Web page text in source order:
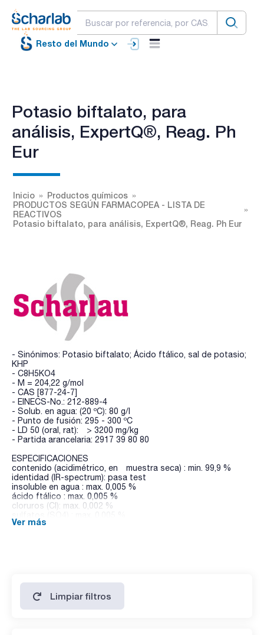
Resto del Mundo
Potasio biftalato, para
análisis, ExpertQ®, Reag. Ph
Eur
Inicio
Productos químicos
PRODUCTOS SEGÚN FARMACOPEA - LISTA DE
REACTIVOS
Potasio biftalato, para análisis, ExpertQ®, Reag. Ph Eur
- Sinónimos: Potasio biftalato; Ácido ftálico, sal de potasio;
KHP
- C8H5KO4
- M = 204,22 g/mol
- CAS [877-24-7]
- EINECS-No.: 212-889-4
- Solub. en agua: (20 ºC): 80 g/l
- Punto de fusión: 295 - 300 ºC
- LD 50 (oral, rat): > 3200 mg/kg
- Partida arancelaria: 2917 39 80 80
ESPECIFICACIONES
contenido (acidimétrico, en muestra seca) : min. 99,9 %
identidad (IR-spectrum): pasa test
insoluble en agua : max. 0,005 %
ácido ftálico : max. 0,005 %
cloruros (Cl): max. 0,002 %
cadmio (Cd): max. 5 ppm
niquel (Ni): max. 5 ppm
sodio (Na): max. 0,01 %
cinc (Zn): max. 5 ppm
pérdida por secado (105 ºC): max. 0,2 %
Ver más
Limpiar filtros